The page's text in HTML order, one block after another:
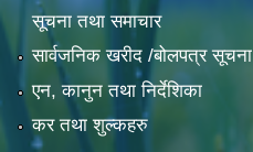
सूचना तथा समाचार
सार्वजनिक खरीद /बोलपत्र सूचना
एन, कानुन तथा निर्देशिका
कर तथा शुल्कहरु